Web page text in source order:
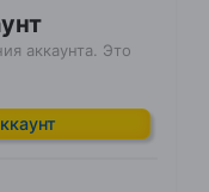
аккаунта. Это